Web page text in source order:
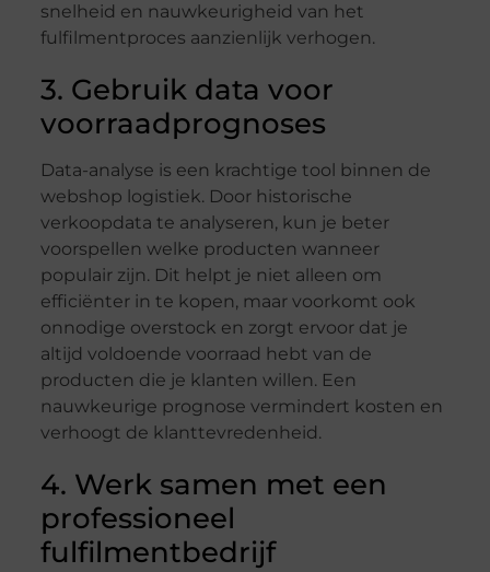
snelheid en nauwkeurigheid van het
fulfilmentproces aanzienlijk verhogen.
3. Gebruik data voor
voorraadprognoses
Data-analyse is een krachtige tool binnen de
webshop logistiek. Door historische
verkoopdata te analyseren, kun je beter
voorspellen welke producten wanneer
populair zijn. Dit helpt je niet alleen om
efficiënter in te kopen, maar voorkomt ook
onnodige overstock en zorgt ervoor dat je
altijd voldoende voorraad hebt van de
producten die je klanten willen. Een
nauwkeurige prognose vermindert kosten en
verhoogt de klanttevredenheid.
4. Werk samen met een
professioneel
fulfilmentbedrijf